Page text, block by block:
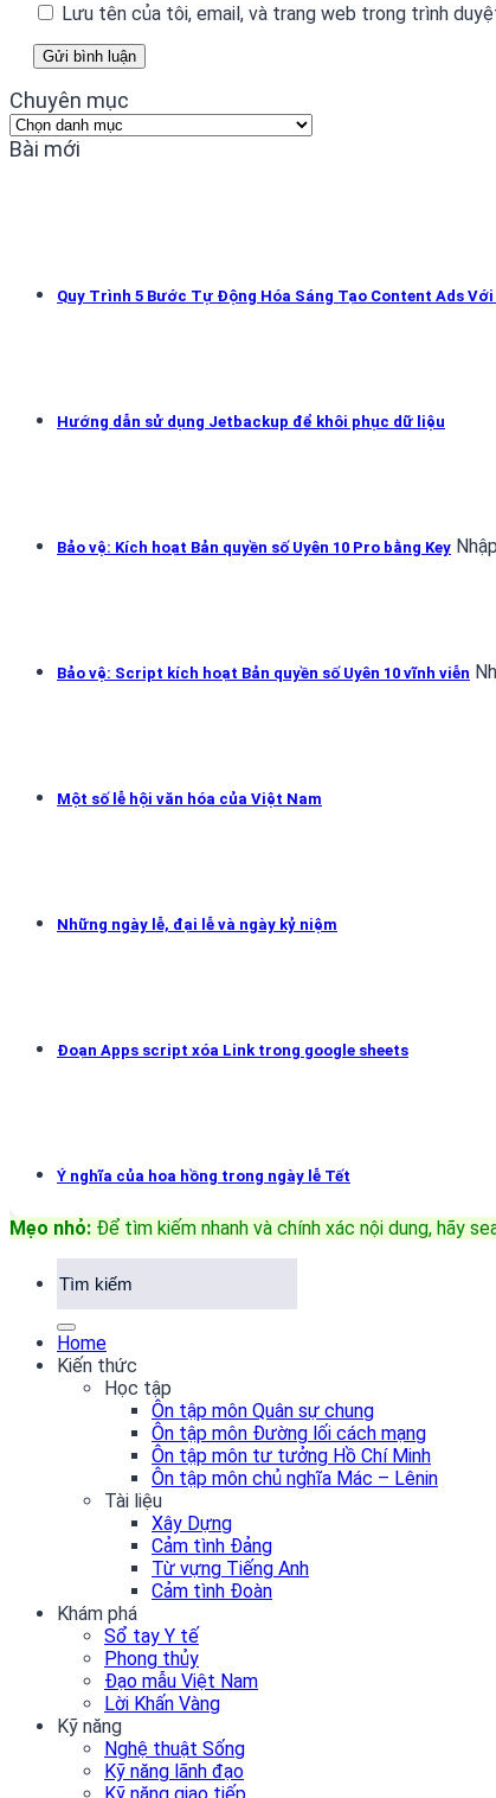
Lưu tên của tôi, email, và trang web trong trình
Chuyên mục
Chuyên
mục
Bài mới
Quy Trình 5 Bước Tự Động Hóa Sáng Tạo Content Ads Với
Hướng dẫn sử dụng Jetbackup để khôi phục dữ liệu
Bảo vệ: Kích hoạt Bản quyền số Uyên 10 Pro bằng Key
Bảo vệ: Script kích hoạt Bản quyền số Uyên 10 vĩnh viễn
Một số lễ hội văn hóa của Việt Nam
Những ngày lễ, đại lễ và ngày kỷ niệm
Đoạn Apps script xóa Link trong google sheets
Ý nghĩa của hoa hồng trong ngày lễ Tết
Mẹo nhỏ: Để tìm kiếm nhanh và chính xác nội dung, hãy
Home
Kiến thức
Học tập
Ôn tập môn Quân sự chung
Ôn tập môn Đường lối cách mạng
Ôn tập môn tư tưởng Hồ Chí Minh
Ôn tập môn chủ nghĩa Mác – Lênin
Tài liệu
Xây Dựng
Cảm tình Đảng
Từ vựng Tiếng Anh
Cảm tình Đoàn
Khám phá
Sổ tay Y tế
Phong thủy
Đạo mẫu Việt Nam
Lời Khấn Vàng
Kỹ năng
Nghệ thuật Sống
Kỹ năng lãnh đạo